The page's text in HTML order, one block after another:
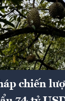
chiến